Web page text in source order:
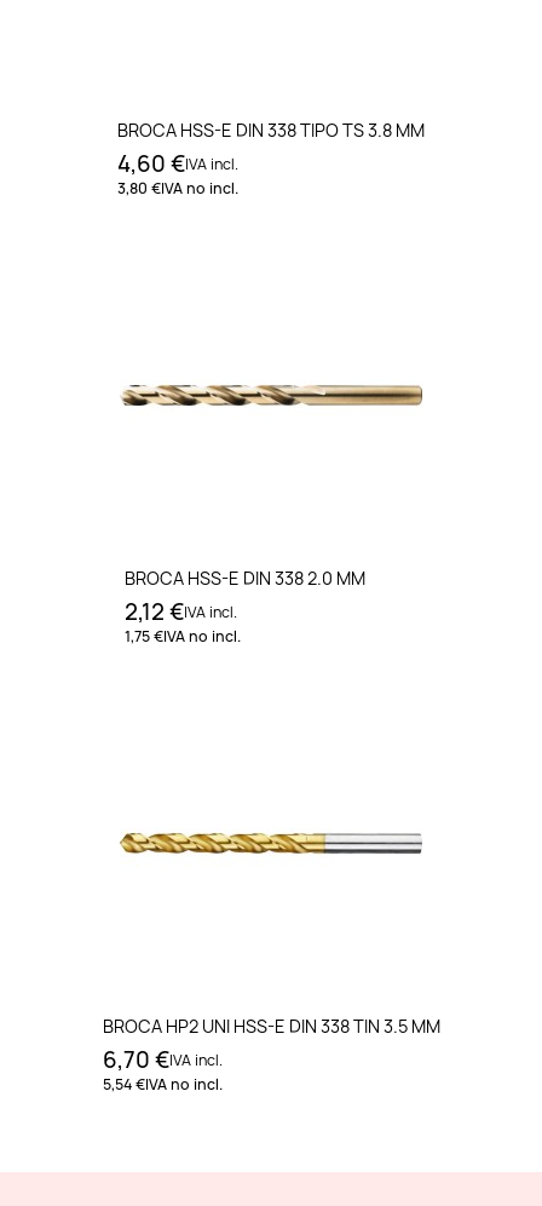
BROCA HSS-E DIN 338 TIPO TS 3.8 MM
4,60 €IVA incl.
3,80 €IVA no incl.
BROCA HSS-E DIN 338 2.0 MM
2,12 €IVA incl.
1,75 €IVA no incl.
BROCA HP2 UNI HSS-E DIN 338 TIN 3.5 MM
6,70 €IVA incl.
5,54 €IVA no incl.